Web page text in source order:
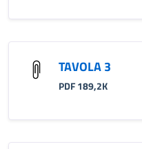
TAVOLA 3
PDF 189,2K